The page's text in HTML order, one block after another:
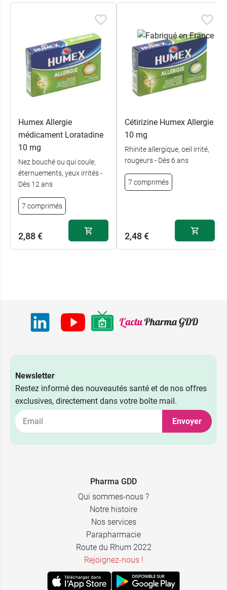
Humex Allergie
médicament Loratadine
10 mg
Nez bouché ou qui coule,
éternuements, yeux irrités -
Dès 12 ans
7 comprimés
2,88 €
Cétirizine Humex Allergie
10 mg
Rhinite allergique, oeil irrité,
rougeurs - Dès 6 ans
7 comprimés
2,48 €
Newsletter
Restez informé des nouveautés santé et de nos offres
exclusives, directement dans votre boîte mail.
Envoyer
Pharma GDD
Qui sommes-nous ?
Notre histoire
Nos services
Parapharmacie
Route du Rhum 2022
Rejoignez-nous !